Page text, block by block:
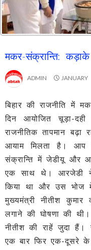
मकर-संक्रान्ति:
ADMIN
बिहार की राजनीति में
दिन आयोजित चूड़ा-
राजनीतिक तापमान
आयाम मिलता है।
संक्रान्ति में जेडीयू और
एक साथ थे। आरजेडी ने
किया था और उस भोज
मुख्‍यमंत्री नीतीश कुमार
लगाने की घोषणा की
नीतीश की राहें जुदा
एक बार फिर एक-दूसरे